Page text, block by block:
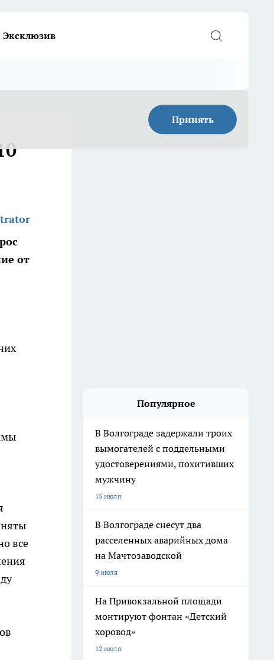
Эксклюзив
Принять
от
все
Популярное
В Волгограде задержали троих
вымогателей с поддельными
удостоверениями, похитивших
мужчину
15 июля
В Волгограде снесут два
расселенных аварийных дома
на Мачтозаводской
9 июля
На Привокзальной площади
монтируют фонтан «Детский
хоровод»
12 июля